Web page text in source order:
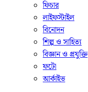
ফিচার
লাইফস্টাইল
বিনোদন
শিল্প ও সাহিত্য
বিজ্ঞান ও প্রযুক্তি
ফটো
আর্কাইভ